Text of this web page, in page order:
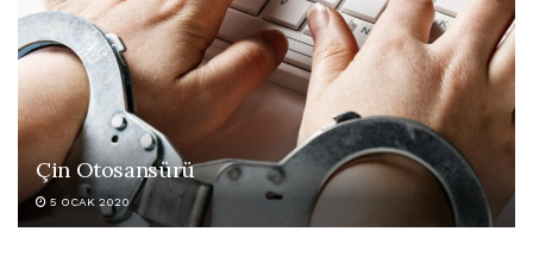
Çin Otosansürü
5 OCAK 2020